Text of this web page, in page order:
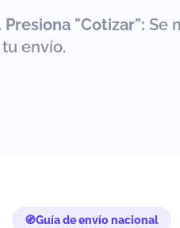
Presiona "Cotizar": Se
envío.
Guía de envío nacional